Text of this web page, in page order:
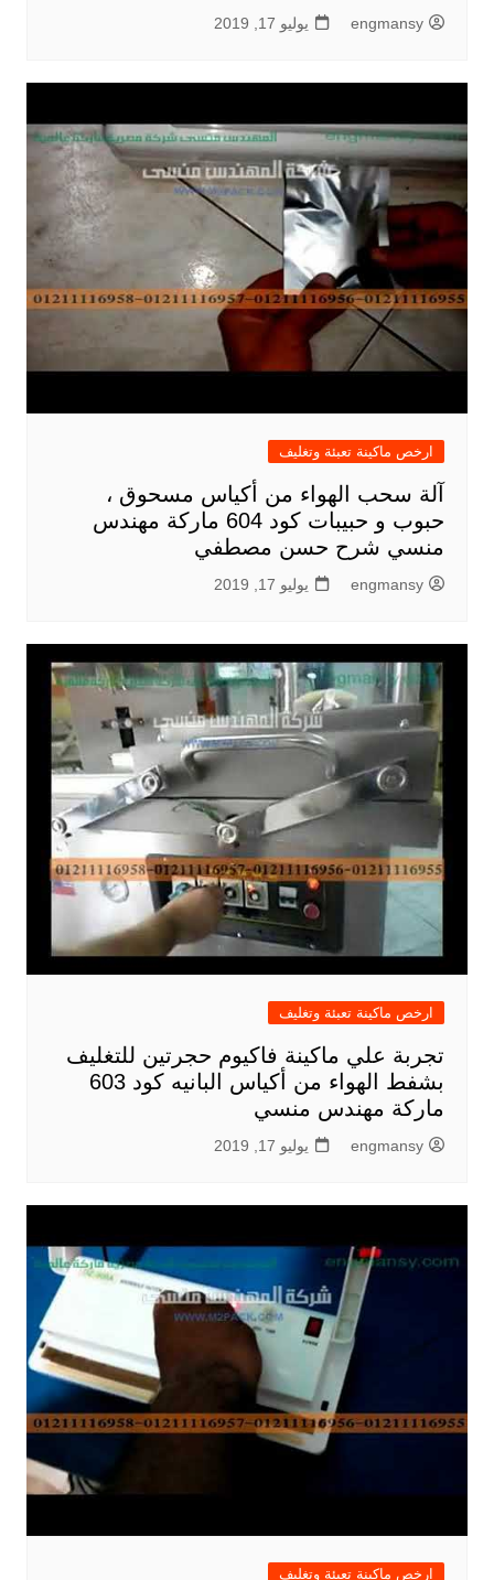
engmansy يوليو 17, 2019
ارخص ماكينة تعبئة وتغليف
آلة سحب الهواء من أكياس مسحوق ،
حبوب و حبيبات كود 604 ماركة مهندس
منسي شرح حسن مصطفي
engmansy يوليو 17, 2019
ارخص ماكينة تعبئة وتغليف
تجربة علي ماكينة فاكيوم حجرتين للتغليف
بشفط الهواء من أكياس البانيه كود 603
ماركة مهندس منسي
engmansy يوليو 17, 2019
ارخص ماكينة تعبئة وتغليف